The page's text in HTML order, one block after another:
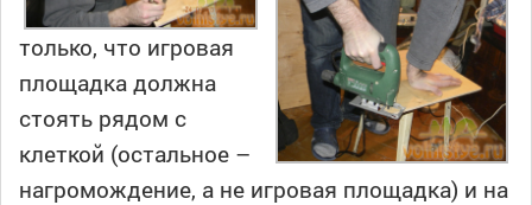
только, что игровая
площадка должна
стоять рядом с
клеткой (остальное –
нагромождение, а не игровая площадка) и на